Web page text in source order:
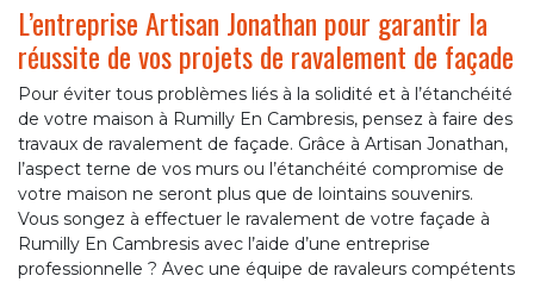
L’entreprise Artisan Jonathan pour garantir la
réussite de vos projets de ravalement de façade
Pour éviter tous problèmes liés à la solidité et à l’étanchéité
de votre maison à Rumilly En Cambresis, pensez à faire des
travaux de ravalement de façade. Grâce à Artisan Jonathan,
l’aspect terne de vos murs ou l’étanchéité compromise de
votre maison ne seront plus que de lointains souvenirs.
Vous songez à effectuer le ravalement de votre façade à
Rumilly En Cambresis avec l’aide d’une entreprise
professionnelle ? Avec une équipe de ravaleurs compétents